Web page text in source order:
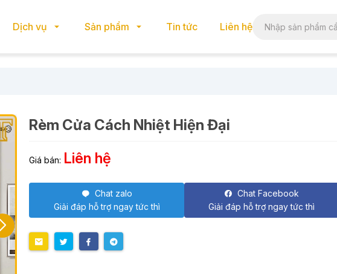
Dịch vụ Sản phẩm Tin tức Liên hệ
Rèm Cửa Cách Nhiệt Hiện Đại
Giá bán: Liên hệ
Chat zalo
Giải đáp hỗ trợ ngay tức thì
Chat Facebook
Giải đáp hỗ trợ ngay tức thì